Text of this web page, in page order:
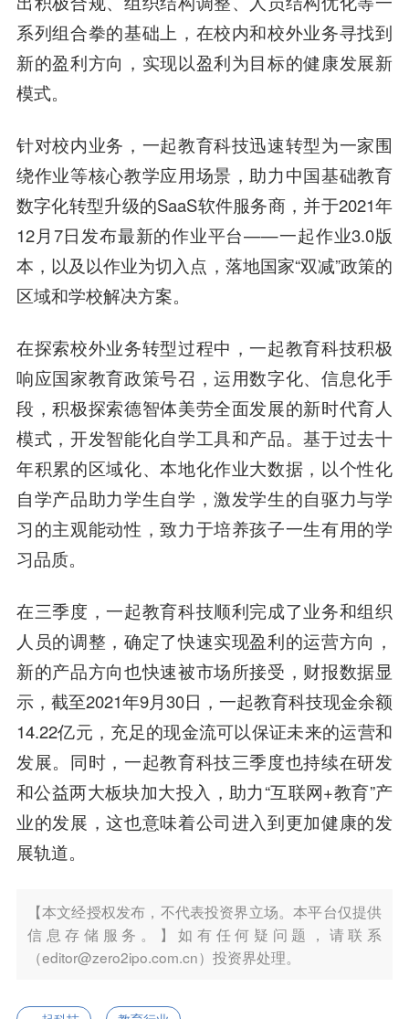
系列组合拳的基础上，在校内和校外业务寻找到
新的盈利方向，实现以盈利为目标的健康发展新
模式。
针对校内业务，一起教育科技迅速转型为一家围
绕作业等核心教学应用场景，助力中国基础教育
数字化转型升级的SaaS软件服务商，并于2021年
12月7日发布最新的作业平台——一起作业3.0版
本，以及以作业为切入点，落地国家“双减”政策的
区域和学校解决方案。
在探索校外业务转型过程中，一起教育科技积极
响应国家教育政策号召，运用数字化、信息化手
段，积极探索德智体美劳全面发展的新时代育人
模式，开发智能化自学工具和产品。基于过去十
年积累的区域化、本地化作业大数据，以个性化
自学产品助力学生自学，激发学生的自驱力与学
习的主观能动性，致力于培养孩子一生有用的学
习品质。
在三季度，一起教育科技顺利完成了业务和组织
人员的调整，确定了快速实现盈利的运营方向，
新的产品方向也快速被市场所接受，财报数据显
示，截至2021年9月30日，一起教育科技现金余额
14.22亿元，充足的现金流可以保证未来的运营和
发展。同时，一起教育科技三季度也持续在研发
和公益两大板块加大投入，助力“互联网+教育”产
业的发展，这也意味着公司进入到更加健康的发
展轨道。
【本文经授权发布，不代表投资界立场。本平台仅提供
信息存储服务。】如有任何疑问题，请联系
（editor@zero2ipo.com.cn）投资界处理。